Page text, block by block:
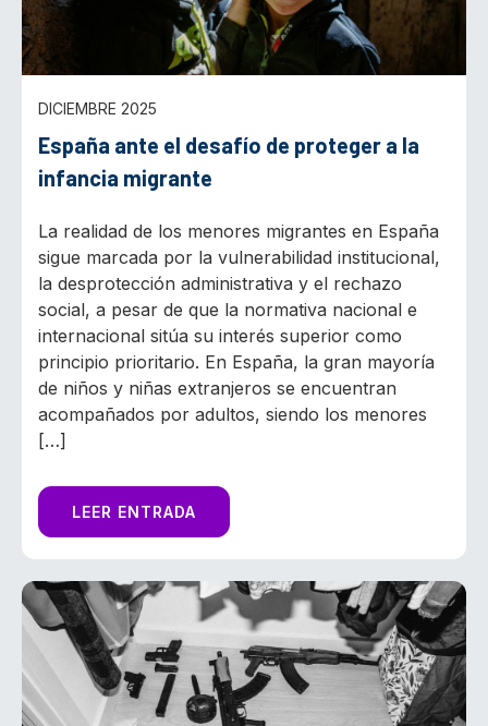
DICIEMBRE 2025
España ante el desafío de proteger a la
infancia migrante
La realidad de los menores migrantes en España
sigue marcada por la vulnerabilidad institucional,
la desprotección administrativa y el rechazo
social, a pesar de que la normativa nacional e
internacional sitúa su interés superior como
principio prioritario. En España, la gran mayoría
de niños y niñas extranjeros se encuentran
acompañados por adultos, siendo los menores
[…]
LEER ENTRADA